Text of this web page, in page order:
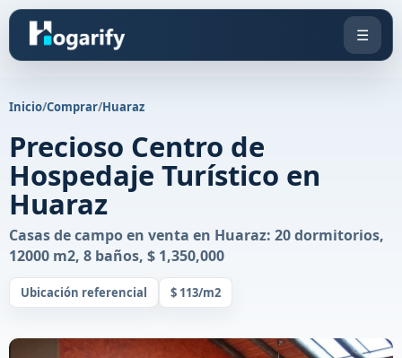
☰
Inicio/Comprar/Huaraz
Precioso Centro de
Hospedaje Turístico en
Huaraz
Casas de campo en venta en Huaraz: 20 dormitorios,
12000 m2, 8 baños, $ 1,350,000
Ubicación referencial $ 113/m2